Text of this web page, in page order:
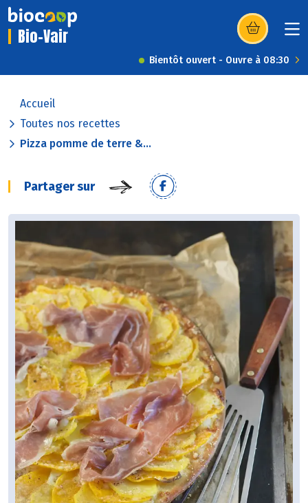
Bio-Vair (s’ouvre dans
Bientôt ouvert - Ouvre à 08:30
Accueil
Toutes nos recettes
Pizza pomme de terre &...
Partager sur